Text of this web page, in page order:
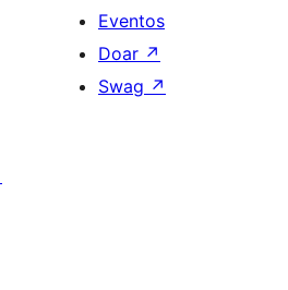
Eventos
Doar ↗
Swag ↗